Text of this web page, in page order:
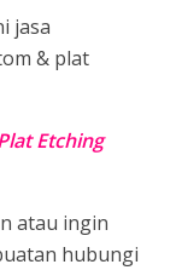
jasa
& plat
Etching
atau ingin
hubungi